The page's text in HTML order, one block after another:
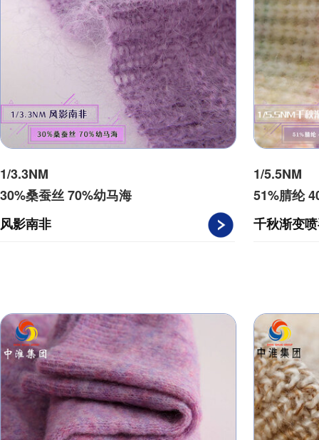
1/3.3NM
30%桑蚕丝 70%幼马海
风影南非
1/5.5NM
51%腈纶
千秋渐变